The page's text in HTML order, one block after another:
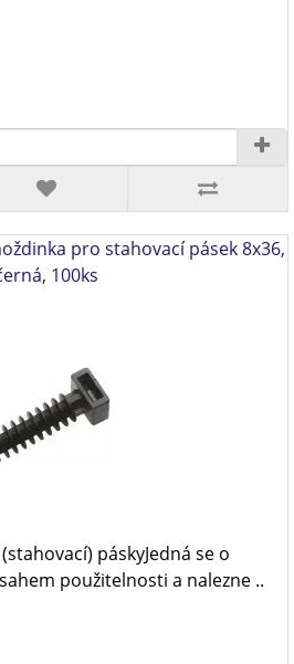
pro stahovací pásek 8x36,
100ks
páskyJedná se o
použitelnosti a nalezne ..